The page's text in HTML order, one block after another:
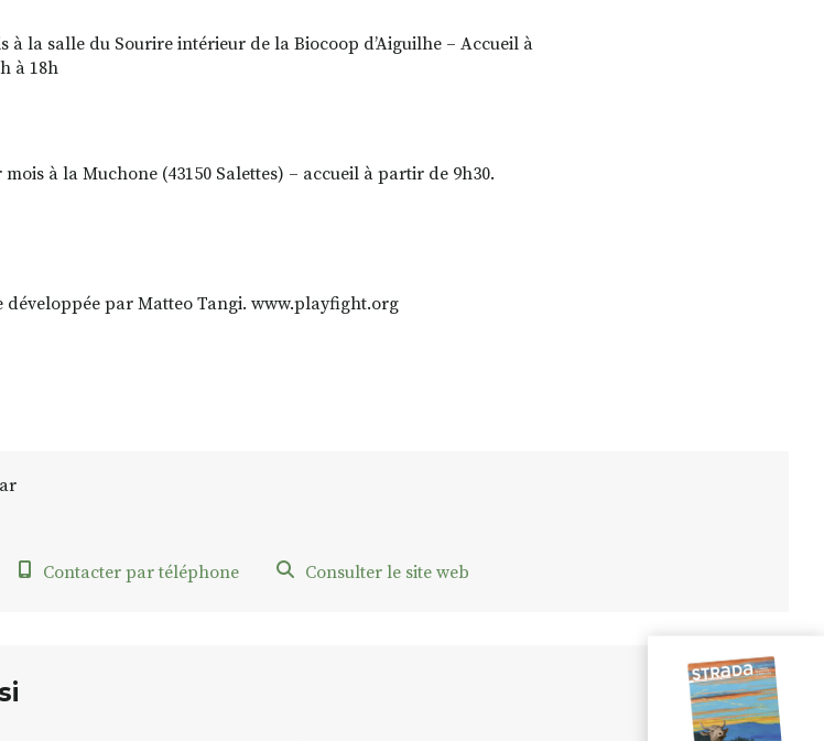
à la salle du Sourire intérieur de la Biocoop d’Aiguilhe – Accueil à
à 18h
à la Muchone (43150 Salettes) – accueil à partir de 9h30.
développée par Matteo Tangi. www.playfight.org
Contacter par téléphone Consulter le site web